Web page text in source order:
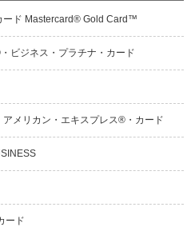
ード Mastercard® Gold Card™
ビジネス・プラチナ・カード
メリカン・エキスプレス®・カード
ード